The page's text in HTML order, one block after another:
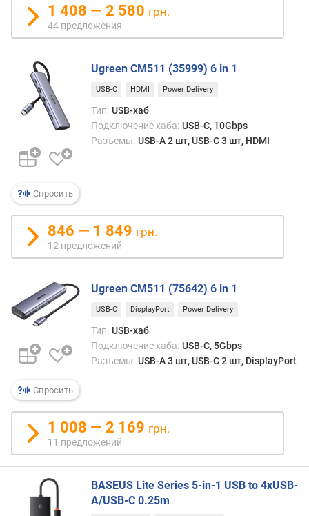
ы
м
п
о
т
е
о
б
а
в
л
е
и
я
о
к
л
е
т
у
1 408 — 2 580 грн.
44 предложения
Спросить
Ugreen CM511 (35999) 6 in 1
USB-C HDMI Power Delivery
Тип: USB-хаб
Подключение хаба: USB-C, 10Gbps
Разъемы: USB-A 2 шт, USB-C 3 шт, HDMI
846 — 1 849 грн.
12 предложений
Спросить
Ugreen CM511 (75642) 6 in 1
USB-C DisplayPort Power Delivery
Тип: USB-хаб
Подключение хаба: USB-C, 5Gbps
Разъемы: USB-A 3 шт, USB-C 2 шт, DisplayPort
1 008 — 2 169 грн.
11 предложений
BASEUS Lite Series 5-in-1 USB to 4xUSB-
A/USB-C 0.25m